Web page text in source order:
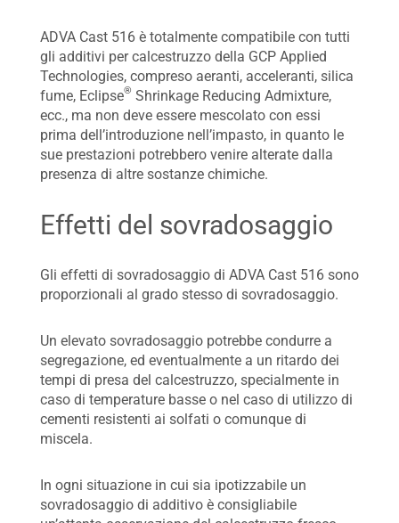
ADVA Cast 516 è totalmente compatibile con tutti
gli additivi per calcestruzzo della GCP Applied
Technologies, compreso aeranti, acceleranti, silica
fume, Eclipse® Shrinkage Reducing Admixture,
ecc., ma non deve essere mescolato con essi
prima dell’introduzione nell’impasto, in quanto le
sue prestazioni potrebbero venire alterate dalla
presenza di altre sostanze chimiche.
Effetti del sovradosaggio
Gli effetti di sovradosaggio di ADVA Cast 516 sono
proporzionali al grado stesso di sovradosaggio.
Un elevato sovradosaggio potrebbe condurre a
segregazione, ed eventualmente a un ritardo dei
tempi di presa del calcestruzzo, specialmente in
caso di temperature basse o nel caso di utilizzo di
cementi resistenti ai solfati o comunque di
miscela.
In ogni situazione in cui sia ipotizzabile un
sovradosaggio di additivo è consigliabile